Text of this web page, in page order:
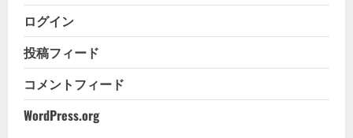
ログイン
投稿フィード
コメントフィード
WordPress.org